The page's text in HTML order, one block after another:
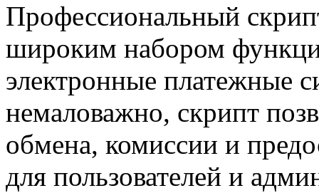
Профессиональный
широким набором
электронные платежные
немаловажно, скрипт
обмена, комиссии и
для пользователей и